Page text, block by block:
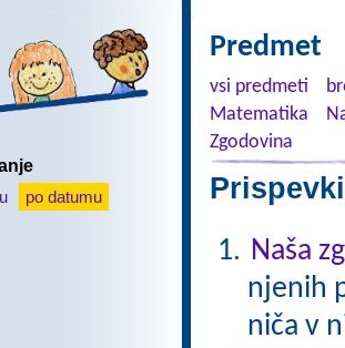
po datumu
Predmet
vsi predmeti
Matematika
Zgodovina
Naša
njenih
niča v